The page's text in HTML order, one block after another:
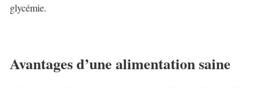
glycémie.
Avantages d’une alimentation saine